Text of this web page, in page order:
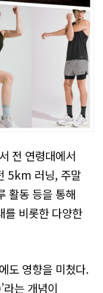
전 연령대에서
5km 러닝, 주말
활동 등을 통해
를 비롯한 다양한
도 영향을 미쳤다.
는 개념이